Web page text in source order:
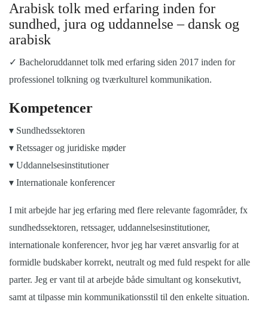
Arabisk tolk med erfaring inden for
sundhed, jura og uddannelse – dansk og
arabisk
✓ Bacheloruddannet tolk med erfaring siden 2017 inden for
professionel tolkning og tværkulturel kommunikation.
Kompetencer
▾ Sundhedssektoren
▾ Retssager og juridiske møder
▾ Uddannelsesinstitutioner
▾ Internationale konferencer
I mit arbejde har jeg erfaring med flere relevante fagområder, fx
sundhedssektoren, retssager, uddannelsesinstitutioner,
internationale konferencer, hvor jeg har været ansvarlig for at
formidle budskaber korrekt, neutralt og med fuld respekt for alle
parter. Jeg er vant til at arbejde både simultant og konsekutivt,
samt at tilpasse min kommunikationsstil til den enkelte situation.